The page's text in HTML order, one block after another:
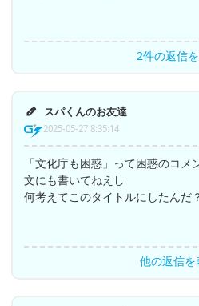
2件の返信
スパくんのお友達
2025-05-27 8:35:14
「文化庁も困惑」って困惑のコ
文にも書いてねえし
何考えてこのタイトルにしたんだ
他の返信を